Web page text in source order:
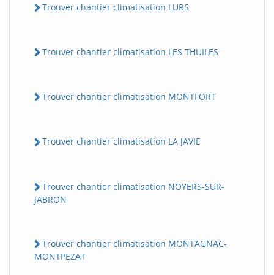
Trouver chantier climatisation LURS
Trouver chantier climatisation LES THUILES
Trouver chantier climatisation MONTFORT
Trouver chantier climatisation LA JAVIE
Trouver chantier climatisation NOYERS-SUR-
JABRON
Trouver chantier climatisation MONTAGNAC-
MONTPEZAT